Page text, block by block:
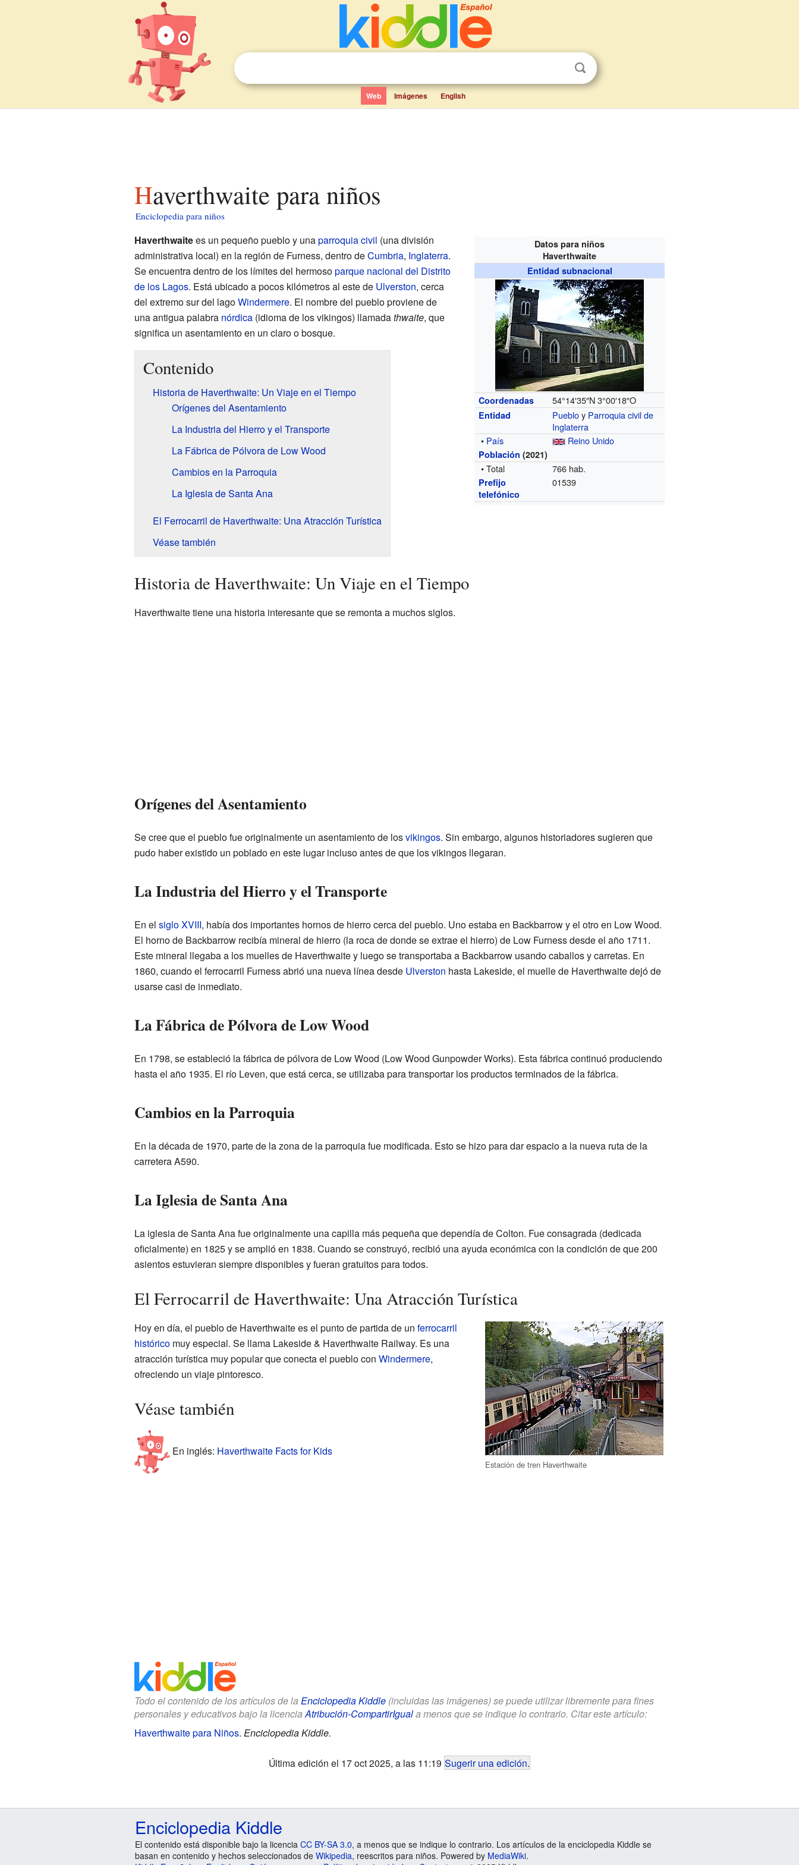
Web Imágenes English
Haverthwaite para niños
Enciclopedia para niños
Datos para niños
Haverthwaite
Entidad subnacional
Coordenadas 54°14′35″N 3°00′18″O
Entidad Puebloy Parroquia civil de
Inglaterra
• País Reino Unido
Población (2021)
• Total 766 hab.
Prefijo
telefónico
01539
Haverthwaitees un pequeño pueblo y unaparroquia civil (una división
administrativa local) en la región de Furness, dentro deCumbria, Inglaterra.
Se encuentra dentro de los límites del hermosoparque nacional del Distrito
de los Lagos. Está ubicado a pocos kilómetros al este de Ulverston, cerca
del extremo sur del lagoWindermere. El nombre del pueblo proviene de
una antigua palabra nórdica(idioma de los vikingos) llamadathwaite, que
significa un asentamiento en un claro o bosque.
Contenido
Historia de Haverthwaite: Un Viaje en el Tiempo
Orígenes del Asentamiento
La Industria del Hierro y el Transporte
La Fábrica de Pólvora de Low Wood
Cambios en la Parroquia
La Iglesia de Santa Ana
El Ferrocarril de Haverthwaite: Una Atracción Turística
Véase también
Historia de Haverthwaite: Un Viaje en el Tiempo
Haverthwaite tiene una historia interesante que se remonta a muchos siglos.
Orígenes del Asentamiento
Se cree que el pueblo fue originalmente un asentamiento de losvikingos. Sin embargo, algunos historiadores sugieren que
pudo haber existido un poblado en este lugar incluso antes de que los vikingos llegaran.
La Industria del Hierro y el Transporte
En el siglo XVIII, había dos importantes hornos de hierro cerca del pueblo. Uno estaba en Backbarrow y el otro en Low Wood.
El horno de Backbarrow recibía mineral de hierro (la roca de donde se extrae el hierro) de Low Furness desde el año 1711.
Este mineral llegaba a los muelles de Haverthwaite y luego se transportaba a Backbarrow usando caballos y carretas. En
1860, cuando el ferrocarril Furness abrió una nueva línea desde Ulverston hasta Lakeside, el muelle de Haverthwaite dejó de
usarse casi de inmediato.
La Fábrica de Pólvora de Low Wood
En 1798, se estableció la fábrica de pólvora de Low Wood (Low Wood Gunpowder Works). Esta fábrica continuó produciendo
hasta el año 1935. El río Leven, que está cerca, se utilizaba para transportar los productos terminados de la fábrica.
Cambios en la Parroquia
En la década de 1970, parte de la zona de la parroquia fue modificada. Esto se hizo para dar espacio a la nueva ruta de la
carretera A590.
La Iglesia de Santa Ana
La iglesia de Santa Ana fue originalmente una capilla más pequeña que dependía de Colton. Fue consagrada (dedicada
oficialmente) en 1825 y se amplió en 1838. Cuando se construyó, recibió una ayuda económica con la condición de que 200
asientos estuvieran siempre disponibles y fueran gratuitos para todos.
El Ferrocarril de Haverthwaite: Una Atracción Turística
Estación de tren Haverthwaite
Hoy en día, el pueblo de Haverthwaite es el punto de partida de un ferrocarril
históricomuy especial. Se llama Lakeside & Haverthwaite Railway. Es una
atracción turística muy popular que conecta el pueblo con Windermere,
ofreciendo un viaje pintoresco.
Véase también
En inglés: Haverthwaite Facts for Kids
Todo el contenido de los artículos de la Enciclopedia Kiddle(incluidas las imágenes) se puede utilizar libremente para fines
personales y educativos bajo la licenciaAtribución-CompartirIguala menos que se indique lo contrario. Citar este artículo:
Haverthwaite para Niños. Enciclopedia Kiddle.
Última edición el 17 oct 2025, a las 11:19 Sugerir una edición.
Enciclopedia Kiddle
El contenido está disponible bajo la licencia CC BY-SA 3.0, a menos que se indique lo contrario. Los artículos de la enciclopedia Kiddle se
basan en contenido y hechos seleccionados de Wikipedia, reescritos para niños. Powered by MediaWiki.